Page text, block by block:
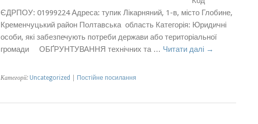
ЄДРПОУ: 01999224 Адреса: тупик Лікарняний, 1-в, місто Глобине,
Кременчуцький район Полтавська область Категорія: Юридичні
особи, які забезпечують потреби держави або територіальної
громади ОБҐРУНТУВАННЯ технічних та … Читати далі →
Категорії: Uncategorized Постійне посилання